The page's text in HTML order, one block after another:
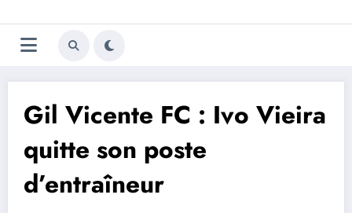
au
contenu
Trivela
L'actualité du football
Gil Vicente FC : Ivo Vieira
quitte son poste
d’entraîneur